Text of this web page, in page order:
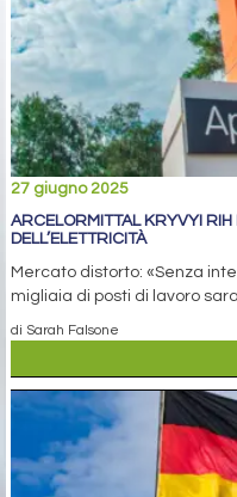
27 giugno 2025
ARCELORMITTAL KRYVYI RIH
DELL’ELETTRICITÀ
Mercato distorto: «Senza
migliaia di posti di lavoro
di Sarah Falsone